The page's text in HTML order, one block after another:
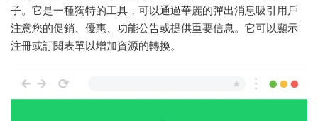
子。它是一種獨特的工具，可以通過華麗的彈出消息吸引用戶
注意您的促銷、優惠、功能公告或提供重要信息。它可以顯示
注冊或訂閱表單以增加資源的轉換。